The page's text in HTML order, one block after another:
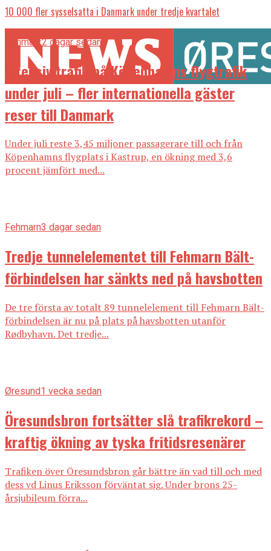
10 000 fler sysselsatta i Danmark under tredje kvartalet
Danmark2 dagar sedan
Intensiv trafik på Köpenhamns flygtrafik
under juli – fler internationella gäster
reser till Danmark
Under juli reste 3,45 miljoner passagerare till och från
Köpenhamns flygplats i Kastrup, en ökning med 3,6
procent jämfört med...
Fehmarn3 dagar sedan
Tredje tunnelelementet till Fehmarn Bält-
förbindelsen har sänkts ned på havsbotten
De tre första av totalt 89 tunnelelement till Fehmarn Bält-
förbindelsen är nu på plats på havsbotten utanför
Rødbyhavn. Det tredje...
Øresund1 vecka sedan
Öresundsbron fortsätter slå trafikrekord –
kraftig ökning av tyska fritidsresenärer
Trafiken över Öresundsbron går bättre än vad till och med
dess vd Linus Eriksson förväntat sig. Under brons 25-
årsjubileum förra...